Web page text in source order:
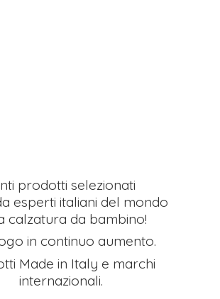
prodotti selezionati
esperti italiani del mondo
calzatura da bambino!
in continuo aumento.
Made in Italy e marchi
internazionali.